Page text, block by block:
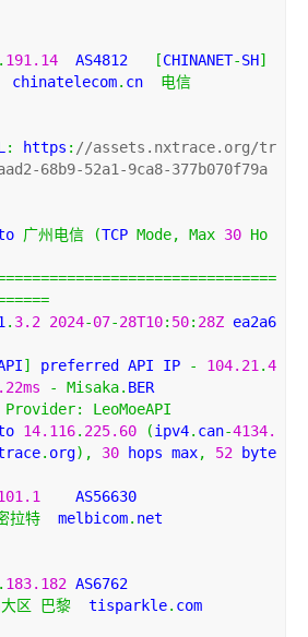
. 191.14
  AS4812
[CHINANET-SH]
chinatelecom
. cn 电信
: https : //assets.nxtrace.org/tr
68b9-52a1-9ca8-377b070f79a
广州电信 (TCP Mode, Max 30 Ho
. 3.2 2024-07-28T10: 50: 28Z ea2a6
] preferred API IP - 104.21.4
- Misaka. BER
Provider:
LeoMoeAPI
14.116. 225.60 (ipv4. can-4134.
. org), 30 hops max, 52 byte
拉特
  melbicom
. net
. 183.182
区 巴黎
  tisparkle
. com